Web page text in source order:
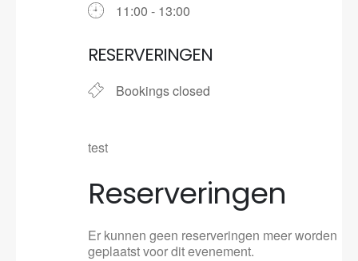
11:00 - 13:00
RESERVERINGEN
Bookings closed
test
Reserveringen
Er kunnen geen reserveringen meer worden
geplaatst voor dit evenement.